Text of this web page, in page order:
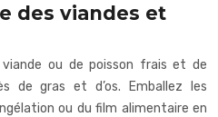
des viandes et
ou de poisson frais et de
de gras et d’os. Emballez les
ou du film alimentaire en